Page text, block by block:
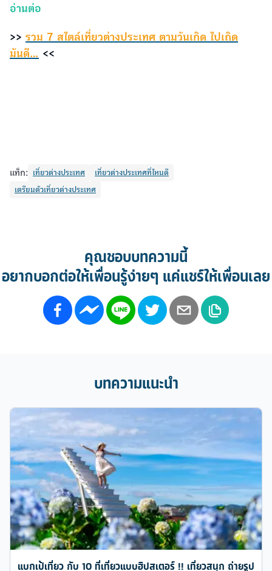
คุณชอบบทความนี้
อยากบอกต่อให้เพื่อนรู้ง่ายๆ แค่แชร์ให้เพื่อนเลย
บทความแนะนำ
แบกเป้เที่ยว กับ 10 ที่เที่ยวแบบฮิปสเตอร์ !! เที่ยวสนุก ถ่ายรูป
เพลินในต่างแดน
เที่ยวนี้พี่จัดเต็ม!! เที่ยวเมืองฮิปสโลว์ไลฟ์ กับพิกัด 10 สถานที่เที่ยวให้เรา
ได้ปลดปล่อยความฮิปสุดตัว เที่ยวเพลินถ่ายรูปสวยในต่างประเทศ
12 ก.พ. 2026 10,338